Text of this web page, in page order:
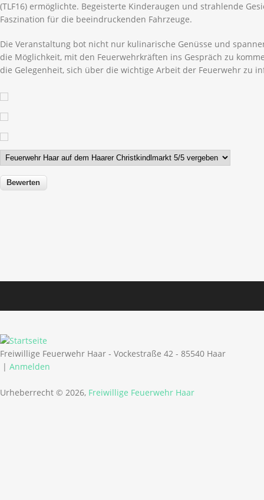
(TLF16) ermöglichte. Begeisterte Kinderaugen und strahlende
Faszination für die beeindruckenden Fahrzeuge.
Die Veranstaltung bot nicht nur kulinarische Genüsse und
die Möglichkeit, mit den Feuerwehrkräften ins Gespräch zu
die Gelegenheit, sich über die wichtige Arbeit der Feuerwehr zu
Freiwillige Feuerwehr Haar - Vockestraße 42 - 85540 Haar
| Anmelden
Urheberrecht © 2026, Freiwillige Feuerwehr Haar